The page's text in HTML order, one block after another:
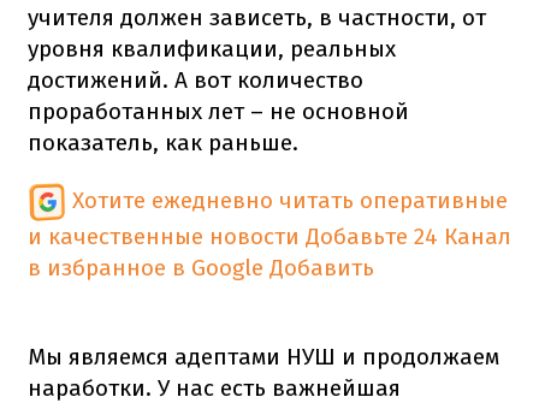
учителя должен зависеть, в частности, от
уровня квалификации, реальных
достижений. А вот количество
проработанных лет – не основной
показатель, как раньше.
Хотите ежедневно читать оперативные
и качественные новости Добавьте 24 Канал
в избранное в Google Добавить
Мы являемся адептами НУШ и продолжаем
наработки. У нас есть важнейшая